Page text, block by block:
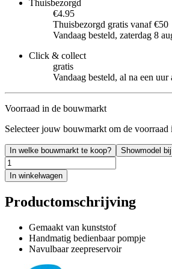
Thuisbezorgd
€4.95
Thuisbezorgd gratis vanaf €50
Vandaag besteld, zaterdag 8
Click & collect
gratis
Vandaag besteld, al na een
Voorraad in de bouwmarkt
Selecteer jouw bouwmarkt om de
In welke bouwmarkt te koop? Showmodel
In winkelwagen
Productomschrijving
Gemaakt van kunststof
Handmatig bedienbaar pompje
Navulbaar zeepreservoir